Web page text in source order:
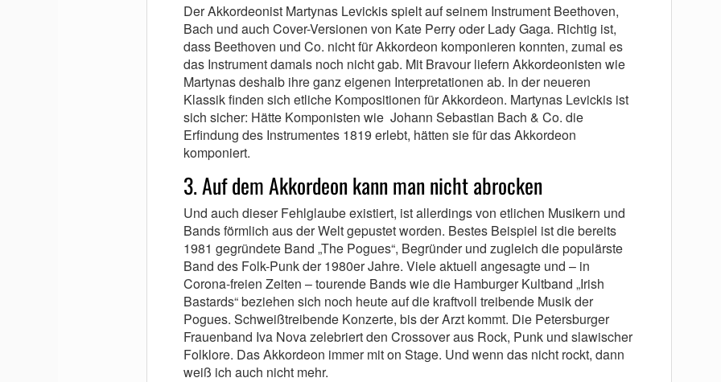
Der Akkordeonist Martynas Levickis spielt auf seinem Instrument Beethoven,
Bach und auch Cover-Versionen von Kate Perry oder Lady Gaga. Richtig ist,
dass Beethoven und Co. nicht für Akkordeon komponieren konnten, zumal es
das Instrument damals noch nicht gab. Mit Bravour liefern Akkordeonisten wie
Martynas deshalb ihre ganz eigenen Interpretationen ab. In der neueren
Klassik finden sich etliche Kompositionen für Akkordeon. Martynas Levickis ist
sich sicher: Hätte Komponisten wie Johann Sebastian Bach & Co. die
Erfindung des Instrumentes 1819 erlebt, hätten sie für das Akkordeon
komponiert.
3. Auf dem Akkordeon kann man nicht abrocken
Und auch dieser Fehlglaube existiert, ist allerdings von etlichen Musikern und
Bands förmlich aus der Welt gepustet worden. Bestes Beispiel ist die bereits
1981 gegründete Band „The Pogues“, Begründer und zugleich die populärste
Band des Folk-Punk der 1980er Jahre. Viele aktuell angesagte und – in
Corona-freien Zeiten – tourende Bands wie die Hamburger Kultband „Irish
Bastards“ beziehen sich noch heute auf die kraftvoll treibende Musik der
Pogues. Schweißtreibende Konzerte, bis der Arzt kommt. Die Petersburger
Frauenband Iva Nova zelebriert den Crossover aus Rock, Punk und slawischer
Folklore. Das Akkordeon immer mit on Stage. Und wenn das nicht rockt, dann
weiß ich auch nicht mehr.